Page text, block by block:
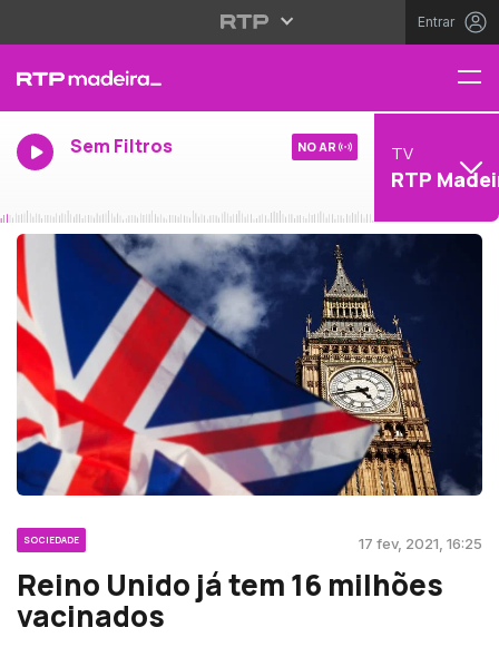
Entrar
Sem Filtros NO AR TV
RTP
SOCIEDADE 17 fev, 2021, 16:25
Reino Unido já tem 16 milhões
vacinados